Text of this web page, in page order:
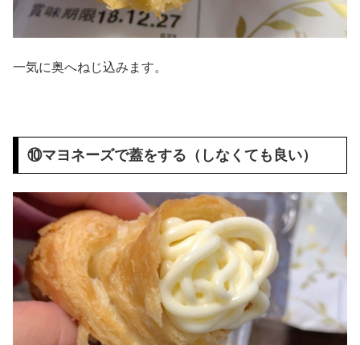
一気に奥へねじ込みます。
⑩マヨネーズで蓋をする（しなくても良い）